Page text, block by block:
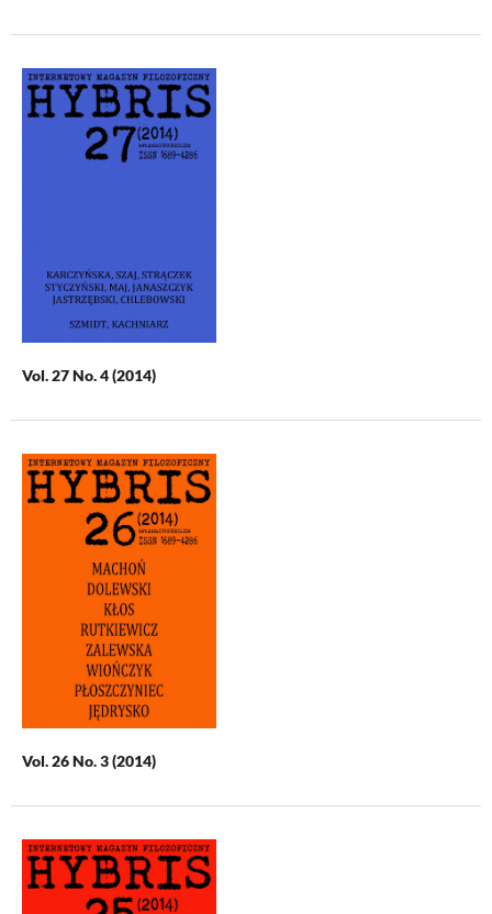
Vol. 27 No. 4 (2014)
Vol. 26 No. 3 (2014)